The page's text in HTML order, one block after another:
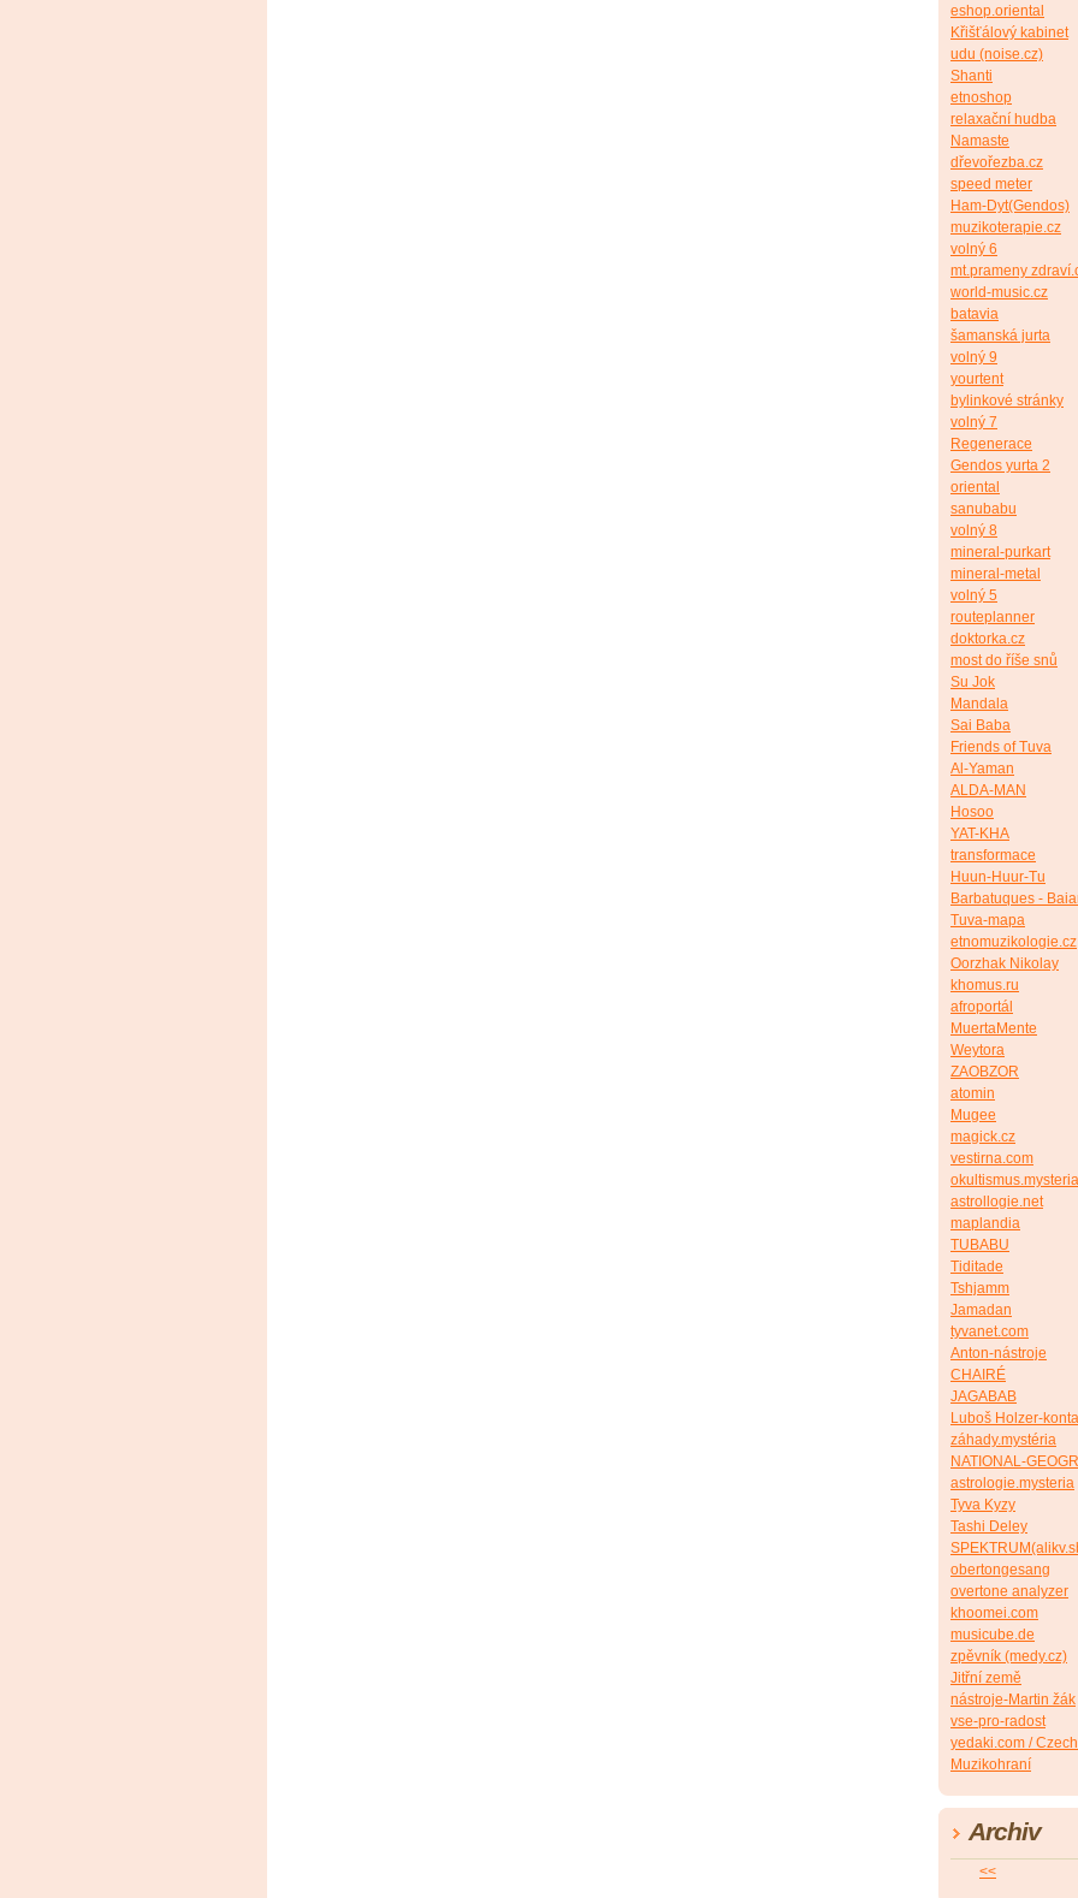
eshop.oriental
Křišťálový kabinet
udu (noise.cz)
Shanti
etnoshop
relaxační hudba
Namaste
dřevořezba.cz
speed meter
Ham-Dyt(Gendos)
muzikoterapie.cz
volný 6
mt.prameny
world-music.cz
batavia
šamanská jurta
volný 9
yourtent
bylinkové stránky
volný 7
Regenerace
Gendos yurta 2
oriental
sanubabu
volný 8
mineral-purkart
mineral-metal
volný 5
routeplanner
doktorka.cz
most do říše snů
Su Jok
Mandala
Sai Baba
Friends of Tuva
Al-Yaman
ALDA-MAN
Hosoo
YAT-KHA
transformace
Huun-Huur-Tu
Barbatuques -
Tuva-mapa
etnomuzikologie.cz
Oorzhak Nikolay
khomus.ru
afroportál
MuertaMente
Weytora
ZAOBZOR
atomin
Mugee
magick.cz
vestirna.com
astrollogie.net
maplandia
TUBABU
Tiditade
Tshjamm
Jamadan
tyvanet.com
Anton-nástroje
CHAIRÉ
JAGABAB
Luboš Holzer-
záhady.mystéria
NATIONAL-
astrologie.mysteria
Tyva Kyzy
Tashi Deley
obertongesang
overtone analyzer
khoomei.com
musicube.de
zpěvník (medy.cz)
Jitřní země
nástroje-Martin žák
vse-pro-radost
yedaki.com /
Muzikohraní
Archiv
<<